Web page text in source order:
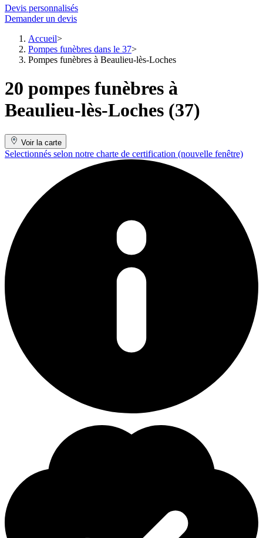
Devis personnalisés
Demander un devis
Accueil
Pompes funèbres dans le 37
Pompes funèbres à Beaulieu-lès-Loches
20 pompes funèbres à
Beaulieu-lès-Loches (37)
Voir la carte
Selectionnés selon notre charte de certification (nouvelle fenêtre)